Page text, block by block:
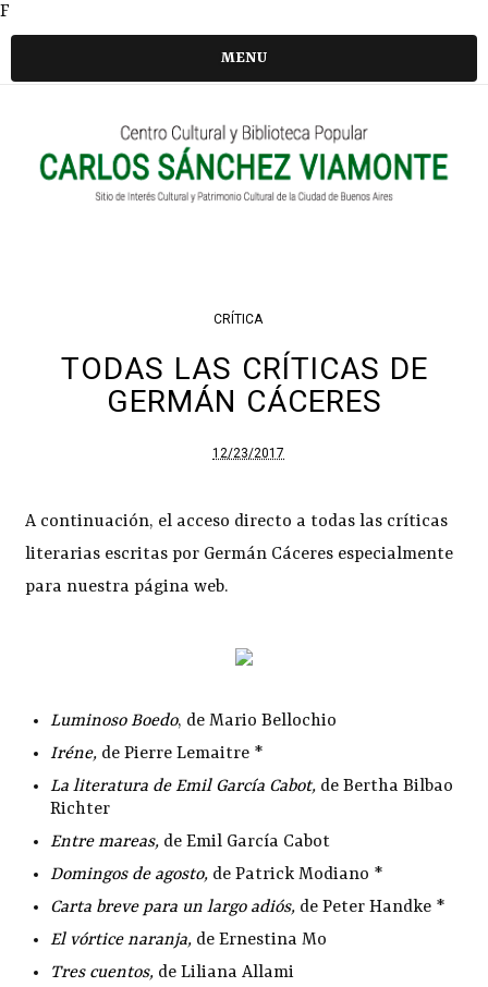
F
MENU
CRÍTICA
TODAS LAS CRÍTICAS DE
GERMÁN CÁCERES
12/23/2017
A continuación, el acceso directo a todas las críticas
literarias escritas por Germán Cáceres especialmente
para nuestra página web.
Luminoso Boedo, de Mario Bellochio
Iréne, de Pierre Lemaitre *
La literatura de Emil García Cabot, de Bertha Bilbao
Richter
Entre mareas, de Emil García Cabot
Domingos de agosto, de Patrick Modiano *
Carta breve para un largo adiós, de Peter Handke *
El vórtice naranja, de Ernestina Mo
Tres cuentos, de Liliana Allami